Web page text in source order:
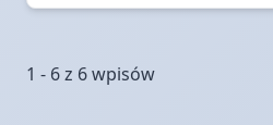
1 - 6 z 6 wpisów